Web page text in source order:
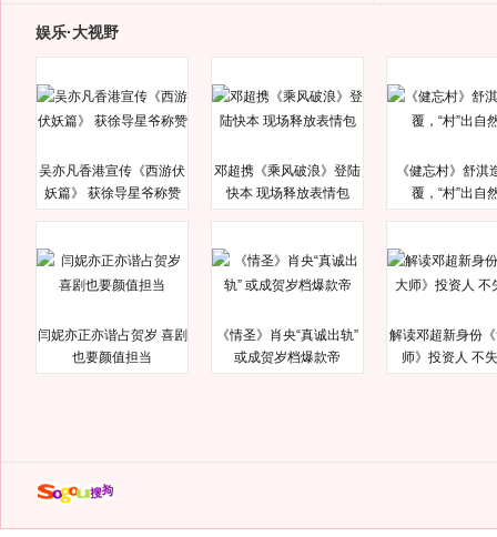
娱乐·大视野
吴亦凡香港宣传《西游伏
妖篇》 获徐导星爷称赞
邓超携《乘风破浪》登陆
快本 现场释放表情包
《健忘村》舒淇
覆，“村”出自
闫妮亦正亦谐占贺岁 喜剧
也要颜值担当
《情圣》肖央“真诚出轨”
或成贺岁档爆款帝
解读邓超新身份
师》投资人 不